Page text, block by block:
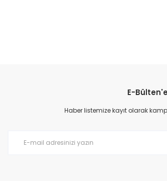
Ürün resmi kalitesiz, bozuk veya
Ürün açıklamasında eksik bilgiler bulunuyor.
E-
Haber listemize kayıt olarak